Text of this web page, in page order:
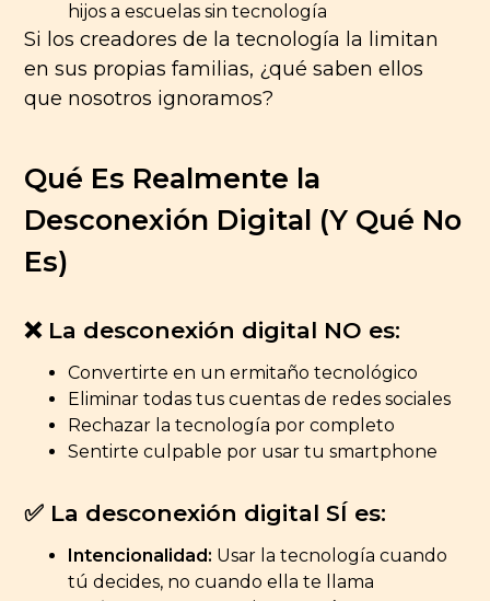
hijos a escuelas sin tecnología
Si los creadores de la tecnología la limitan
en sus propias familias, ¿qué saben ellos
que nosotros ignoramos?
Qué Es Realmente la
Desconexión Digital (Y Qué No
Es)
❌ La desconexión digital NO es:
Convertirte en un ermitaño tecnológico
Eliminar todas tus cuentas de redes sociales
Rechazar la tecnología por completo
Sentirte culpable por usar tu smartphone
✅ La desconexión digital SÍ es:
Intencionalidad: Usar la tecnología cuando
tú decides, no cuando ella te llama